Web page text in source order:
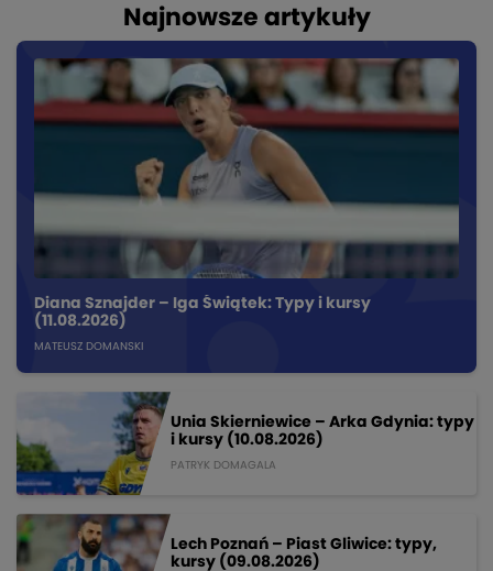
Najnowsze artykuły
Diana Sznajder – Iga Świątek: Typy i kursy
(11.08.2026)
MATEUSZ DOMANSKI
Unia Skierniewice – Arka Gdynia: typy
i kursy (10.08.2026)
PATRYK DOMAGALA
Lech Poznań – Piast Gliwice: typy,
kursy (09.08.2026)